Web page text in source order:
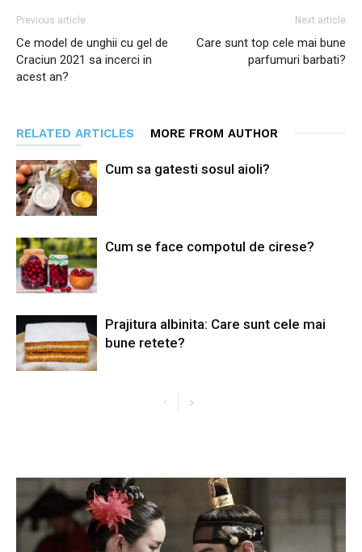
Previous article
Ce model de unghii cu gel de
Craciun 2021 sa incerci in
acest an?
Next article
Care sunt top cele mai bune
parfumuri barbati?
RELATED ARTICLES MORE FROM AUTHOR
Cum sa gatesti sosul aioli?
Cum se face compotul de cirese?
Prajitura albinita: Care sunt cele mai
bune retete?